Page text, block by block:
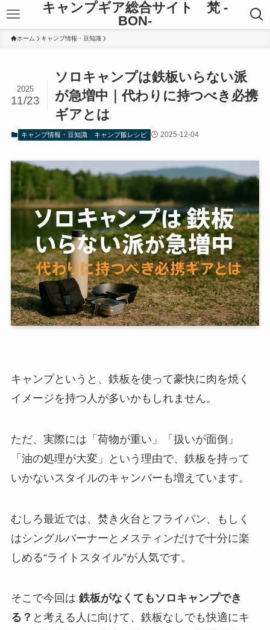
キャンプギア総合サイト 梵 -
BON-
ホーム キャンプ情報・豆知識
ソロキャンプは鉄板いらない派
が急増中｜代わりに持つべき必携
ギアとは
2025
11/23
キャンプ情報・豆知識 キャンプ飯レシピ 2025-12-04
キャンプというと、鉄板を使って豪快に肉を焼く
イメージを持つ人が多いかもしれません。
ただ、実際には「荷物が重い」「扱いが面倒」
「油の処理が大変」という理由で、鉄板を持って
いかないスタイルのキャンパーも増えています。
むしろ最近では、焚き火台とフライパン、もしく
はシングルバーナーとメスティンだけで十分に楽
しめる“ライトスタイル”が人気です。
そこで今回は 鉄板がなくてもソロキャンプでき
る？ と考える人に向けて、鉄板なしでも快適にキ